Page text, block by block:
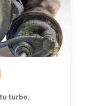
turbo.